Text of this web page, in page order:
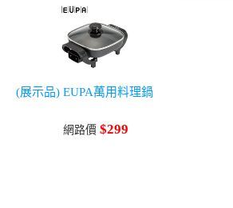
(展示品) EUPA萬用料理鍋
網路價 $299